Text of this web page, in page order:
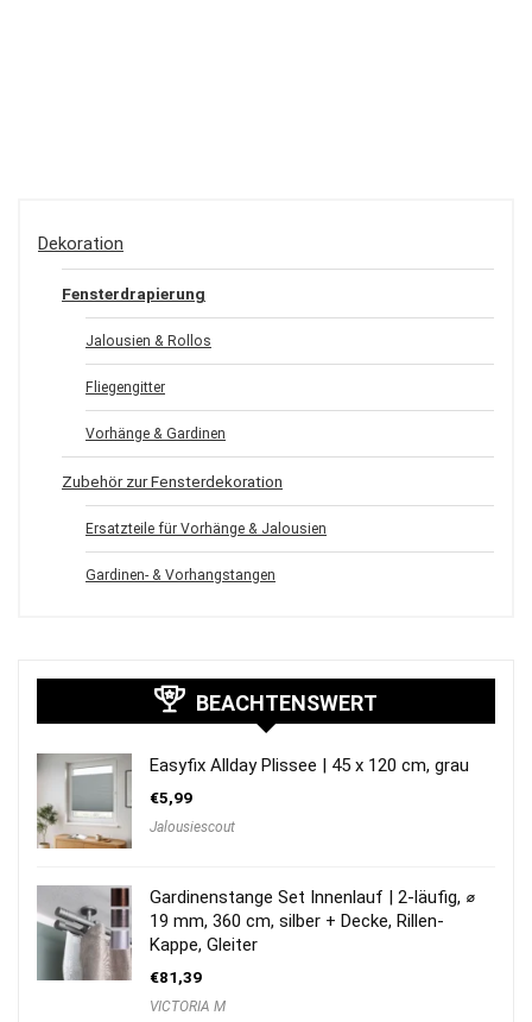
Dekoration
Fensterdrapierung
Jalousien & Rollos
Fliegengitter
Vorhänge & Gardinen
Zubehör zur Fensterdekoration
Ersatzteile für Vorhänge & Jalousien
Gardinen- & Vorhangstangen
BEACHTENSWERT
Easyfix Allday Plissee | 45 x 120 cm, grau
€5,99
Jalousiescout
Gardinenstange Set Innenlauf | 2-läufig, ⌀
19 mm, 360 cm, silber + Decke, Rillen-
Kappe, Gleiter
€81,39
VICTORIA M